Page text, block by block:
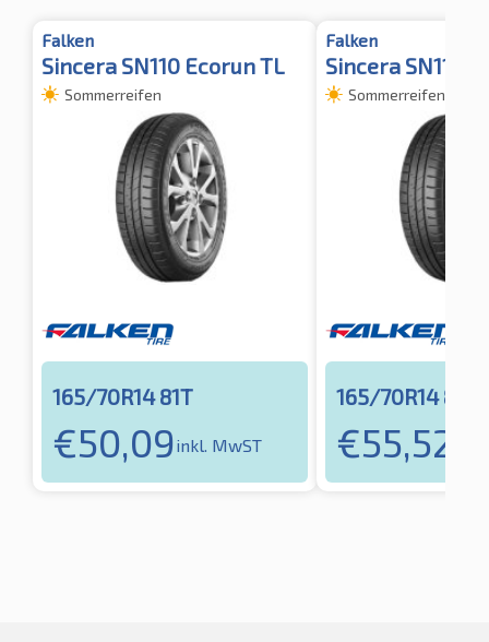
Falken
Sincera SN110 Ecorun TL
Sommerreifen
165/70R14 81T
€50,09inkl. MwST
Falken
Sincera SN110
Sommerreifen
165/70R14 81T
€55,52